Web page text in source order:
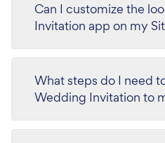
Can I customize the
Invitation app on my
What steps do I need
Wedding Invitation to